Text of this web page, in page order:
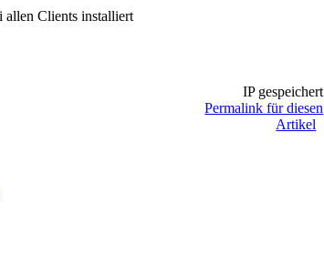
allen Clients installiert
IP gespeichert
Permalink für diesen
Artikel